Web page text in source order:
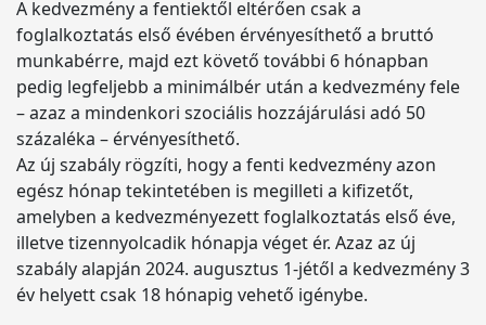
A kedvezmény a fentiektől eltérően csak a
foglalkoztatás első évében érvényesíthető a bruttó
munkabérre, majd ezt követő további 6 hónapban
pedig legfeljebb a minimálbér után a kedvezmény fele
– azaz a mindenkori szociális hozzájárulási adó 50
százaléka – érvényesíthető.
Az új szabály rögzíti, hogy a fenti kedvezmény azon
egész hónap tekintetében is megilleti a kifizetőt,
amelyben a kedvezményezett foglalkoztatás első éve,
illetve tizennyolcadik hónapja véget ér. Azaz az új
szabály alapján 2024. augusztus 1-jétől a kedvezmény 3
év helyett csak 18 hónapig vehető igénybe.